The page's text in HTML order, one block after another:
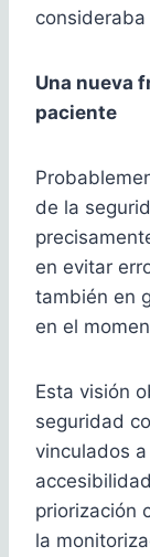
Una nueva
paciente
de la
en evitar
también en
en el
Esta visión
seguridad
vinculados
priorización
la